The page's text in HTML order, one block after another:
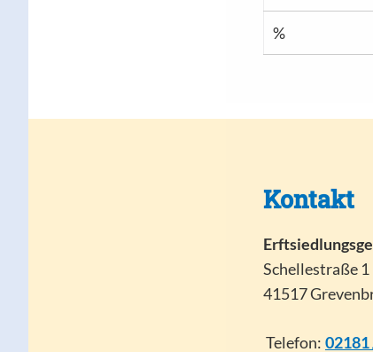
%
Kontakt
Schellestraße 1
41517
Telefon: 02181